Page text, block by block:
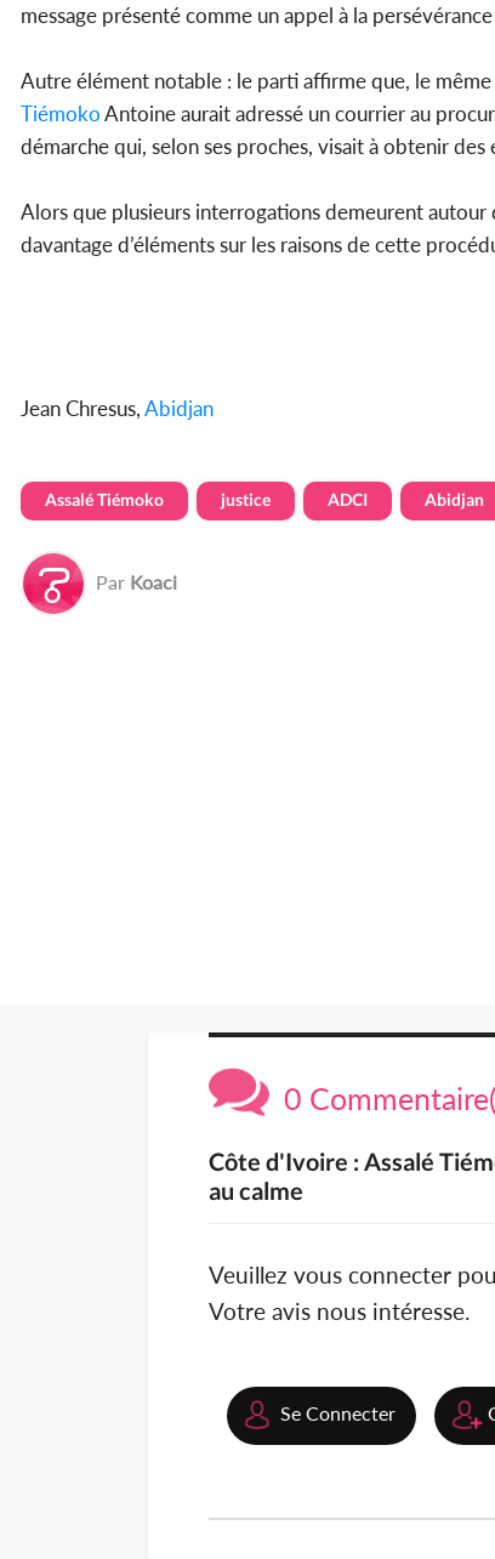
message présenté comme un appel à la
Autre élément notable : le parti affirme que, le
TiémokoAntoine aurait adressé un courrier au
démarche qui, selon ses proches, visait à obtenir
Alors que plusieurs interrogations demeurent
davantage d’éléments sur les raisons de cette
Jean Chresus,Abidjan
Assalé Tiémoko justice ADCI Abidjan
Par Koaci
0
Côte d'Ivoire : Assalé
au calme
Veuillez vous connecter
Votre avis nous intéresse.
Se Connecter